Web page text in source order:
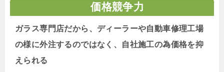
価格競争力
ガラス専門店だから、ディーラーや自動車修理工場
の様に外注するのではなく、自社施工の為価格を抑
えられる